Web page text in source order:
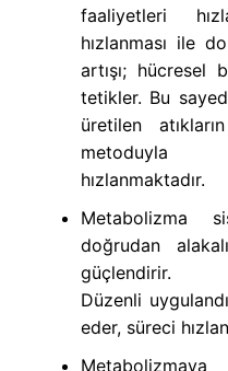
faaliyetleri
hızlanması ile
artışı; hücresel
tetikler. Bu
üretilen
metoduyla
hızlanmaktadır.
Metabolizma
doğrudan
güçlendirir.
Düzenli
eder, süreci